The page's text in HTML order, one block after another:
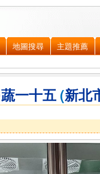
地圖搜尋
主題推薦
蔬一十五 (新北